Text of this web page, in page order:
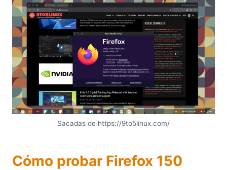
Sacadas de https://9to5linux.com/
Cómo probar Firefox 150